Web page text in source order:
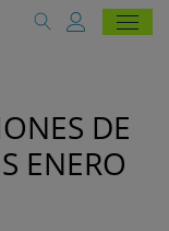
DE
ENERO